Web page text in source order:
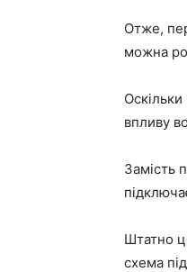
Отже,
можна
впливу
Замість
Штатно
схема